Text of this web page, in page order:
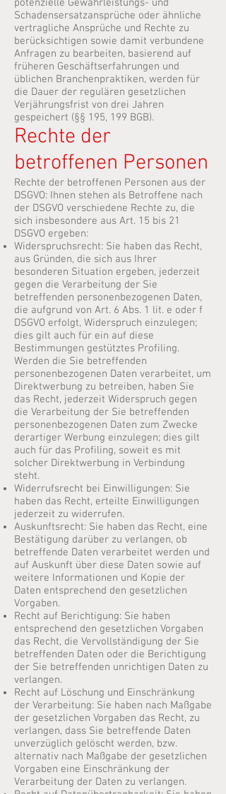
potenzielle Gewährleistungs- und
Schadensersatzansprüche oder ähnliche
vertragliche Ansprüche und Rechte zu
berücksichtigen sowie damit verbundene
Anfragen zu bearbeiten, basierend auf
früheren Geschäftserfahrungen und
üblichen Branchenpraktiken, werden für
die Dauer der regulären gesetzlichen
Verjährungsfrist von drei Jahren
gespeichert (§§ 195, 199 BGB).
Rechte der
betroffenen Personen
Rechte der betroffenen Personen aus der
DSGVO: Ihnen stehen als Betroffene nach
der DSGVO verschiedene Rechte zu, die
sich insbesondere aus Art. 15 bis 21
DSGVO ergeben:
Widerspruchsrecht: Sie haben das Recht,
aus Gründen, die sich aus Ihrer
besonderen Situation ergeben, jederzeit
gegen die Verarbeitung der Sie
betreffenden personenbezogenen Daten,
die aufgrund von Art. 6 Abs. 1 lit. e oder f
DSGVO erfolgt, Widerspruch einzulegen;
dies gilt auch für ein auf diese
Bestimmungen gestütztes Profiling.
Werden die Sie betreffenden
personenbezogenen Daten verarbeitet, um
Direktwerbung zu betreiben, haben Sie
das Recht, jederzeit Widerspruch gegen
die Verarbeitung der Sie betreffenden
personenbezogenen Daten zum Zwecke
derartiger Werbung einzulegen; dies gilt
auch für das Profiling, soweit es mit
solcher Direktwerbung in Verbindung
steht.
Widerrufsrecht bei Einwilligungen: Sie
haben das Recht, erteilte Einwilligungen
jederzeit zu widerrufen.
Auskunftsrecht: Sie haben das Recht, eine
Bestätigung darüber zu verlangen, ob
betreffende Daten verarbeitet werden und
auf Auskunft über diese Daten sowie auf
weitere Informationen und Kopie der
Daten entsprechend den gesetzlichen
Vorgaben.
Recht auf Berichtigung: Sie haben
entsprechend den gesetzlichen Vorgaben
das Recht, die Vervollständigung der Sie
betreffenden Daten oder die Berichtigung
der Sie betreffenden unrichtigen Daten zu
verlangen.
Recht auf Löschung und Einschränkung
der Verarbeitung: Sie haben nach Maßgabe
der gesetzlichen Vorgaben das Recht, zu
verlangen, dass Sie betreffende Daten
unverzüglich gelöscht werden, bzw.
alternativ nach Maßgabe der gesetzlichen
Vorgaben eine Einschränkung der
Verarbeitung der Daten zu verlangen.